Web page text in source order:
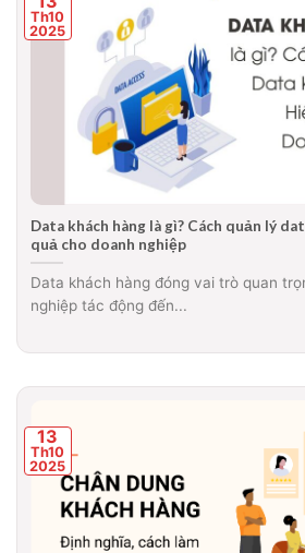
Data khách hàng là gì? Cách quản lý
quả cho doanh nghiệp
Data khách hàng đóng vai trò quan
nghiệp tác động đến...
Th10
2025
13
Th10
2025